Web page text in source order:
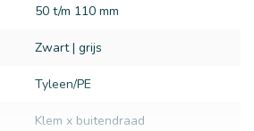
50 t/m 110 mm
Zwart | grijs
Tyleen/PE
Klem x buitendraad